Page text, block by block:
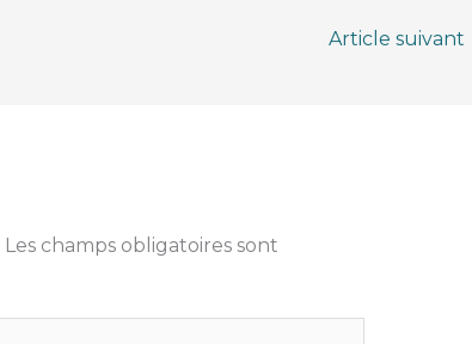
Article suivant
Les champs obligatoires sont